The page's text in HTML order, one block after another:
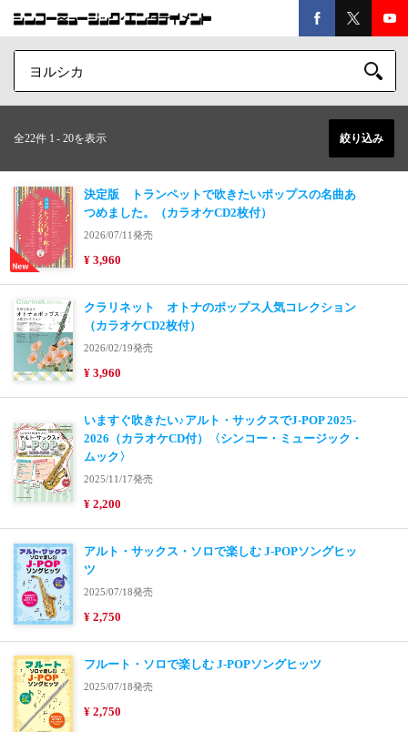
全22件 1 - 20を表示 絞り込み
決定版 トランペットで吹きたいポップスの名曲あ
つめました。（カラオケCD2枚付）
2026/07/11発売
¥ 3,960
クラリネット オトナのポップス人気コレクション
（カラオケCD2枚付）
2026/02/19発売
¥ 3,960
いますぐ吹きたい♪アルト・サックスでJ-POP 2025-
2026（カラオケCD付）〈シンコー・ミュージック・
ムック〉
2025/11/17発売
¥ 2,200
アルト・サックス・ソロで楽しむ J-POPソングヒッ
ツ
2025/07/18発売
¥ 2,750
フルート・ソロで楽しむ J-POPソングヒッツ
2025/07/18発売
¥ 2,750